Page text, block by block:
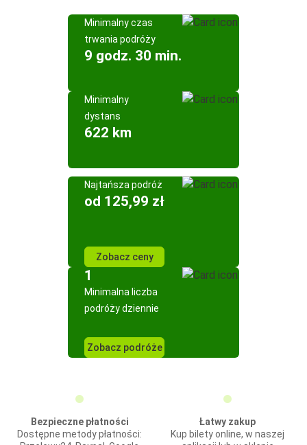
Minimalny czas
trwania podróży
9 godz. 30 min.
Minimalny
dystans
622 km
Najtańsza podróż
od 125,99 zł
Zobacz ceny
1
Minimalna liczba
podróży dziennie
Zobacz podróże
Bezpieczne płatności
Dostępne metody płatności:
Łatwy zakup
Kup bilety online, w naszej